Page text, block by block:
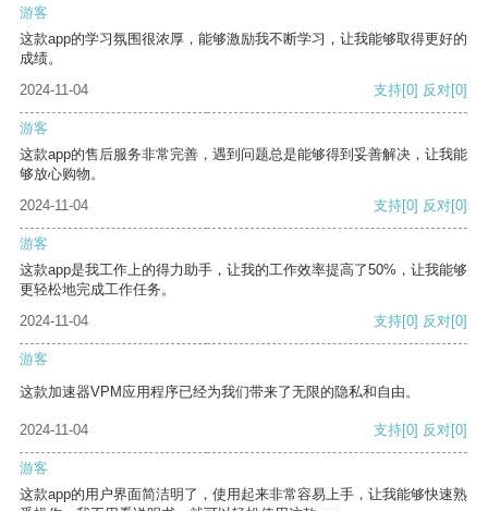
游客
这款app的学习氛围很浓厚，能够激励我不断学习，让我能够取得更好的
成绩。
2024-11-04
支持[0] 反对[0]
游客
这款app的售后服务非常完善，遇到问题总是能够得到妥善解决，让我能
够放心购物。
2024-11-04
支持[0] 反对[0]
游客
这款app是我工作上的得力助手，让我的工作效率提高了50%，让我能够
更轻松地完成工作任务。
2024-11-04
支持[0] 反对[0]
游客
这款加速器VPM应用程序已经为我们带来了无限的隐私和自由。
2024-11-04 支持[0] 反对[0]
游客
这款app的用户界面简洁明了，使用起来非常容易上手，让我能够快速熟